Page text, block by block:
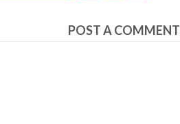
POST A COMMENT